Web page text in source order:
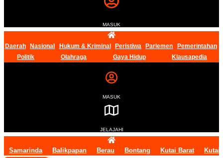
MASUK
Daerah Nasional Hukum & Kriminal Peristiwa Parlemen
Pemerintahan
Politik
Olahraga Gaya Hidup Klausapedia
MASUK
JELAJAHI
Samarinda Balikpapan Berau Bontang Kutai Barat Kutai